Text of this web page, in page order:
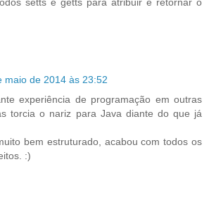
maio de 2014 às 23:52
experiência de programação em outras
torcia o nariz para Java diante do que já
bem estruturado, acabou com todos os
:)